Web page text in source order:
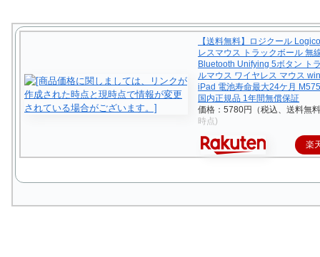
【送料無料】ロジクール
レスマウス トラックボール 無
Bluetooth Unifying 5ボタン ト
ルマウス ワイヤレス マウス
iPad 電池寿命最大24ケ月
国内正規品 1年間無償保証
価格：5780円（税込、送料無
時点)
楽